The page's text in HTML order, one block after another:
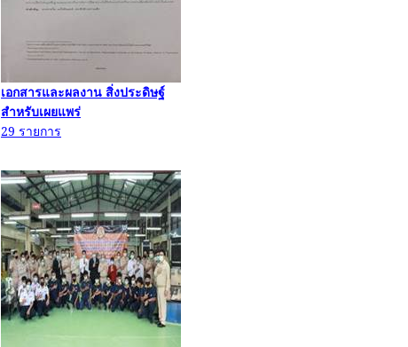
เอกสารและผลงาน สิ่งประดิษฐ์
สำหรับเผยแพร่
29 รายการ